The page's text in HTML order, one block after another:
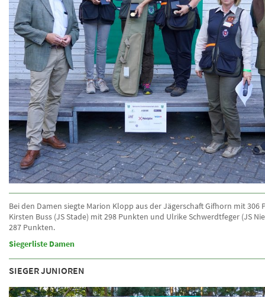
Bei den Damen siegte Marion Klopp aus der Jägerschaft Gifhorn mit 306
Kirsten Buss (JS Stade) mit 298 Punkten und Ulrike Schwerdtfeger (JS
287 Punkten.
Siegerliste Damen
SIEGER JUNIOREN